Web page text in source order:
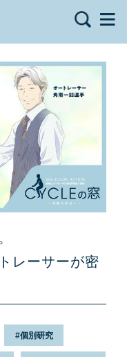
レーサーが密
個別研究